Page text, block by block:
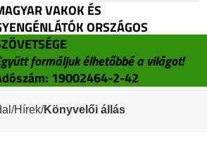
VAKOK ÉS
ORSZÁGOS
formáljuk élhetőbbé a világot!
19002464-2-42
/Hírek/Könyvelői állás